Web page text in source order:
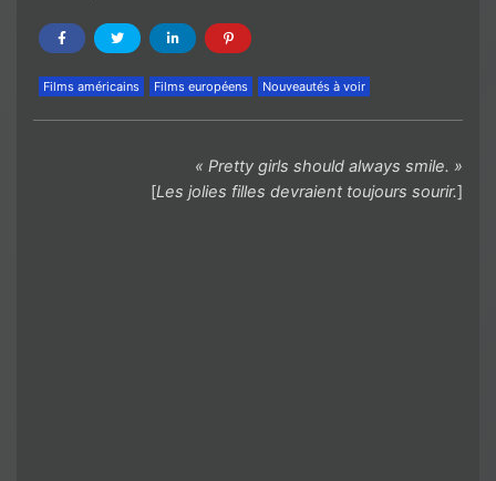
Films américains Films européens Nouveautés à voir
« Pretty girls should always smile. »
[Les jolies filles devraient toujours sourir.]